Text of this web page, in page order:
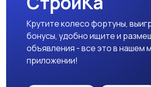
Другое
Крутите колесо фортуны,
бонусы, удобно ищите и
объявления - все это в нашем
приложении!